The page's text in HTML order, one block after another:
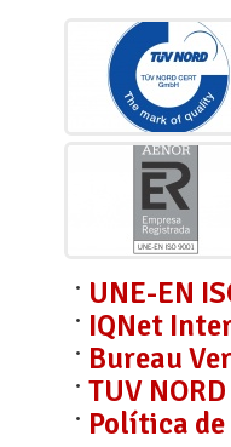
UNE-EN
IQNet
Bureau
TUV
Política de